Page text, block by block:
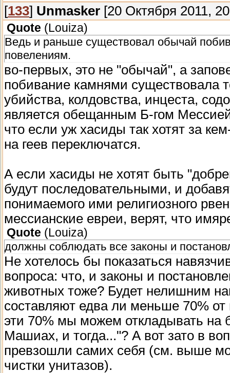
[133] Unmasker [20 Октября 2011,
Quote (Louiza)
Ведь и раньше существовал обычай
повелениям.
во-первых, это не "обычай", а
побивание камнями существовала
убийства, колдовства, инцеста,
является обещанным Б-гом
что если уж хасиды так хотят за
на геев переключатся.
А если хасиды не хотят быть
будут последовательными, и
понимаемого ими религиозного
мессианские евреи, верят, что
Quote (Louiza)
должны соблюдать все законы и
Не хотелось бы показаться
вопроса: что, и законы и
животных тоже? Будет нелишним
составляют едва ли меньше 70%
эти 70% мы можем откладывать на
Машиах, и тогда..."? А вот зато в
превзошли самих себя (см. выше
чистки унитазов).